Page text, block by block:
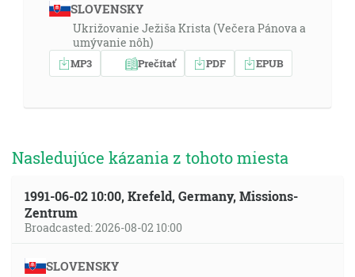
SLOVENSKY
Ukrižovanie Ježiša Krista (Večera Pánova a
umývanie nôh)
MP3 Prečítať PDF EPUB
Nasledujúce kázania z tohoto miesta
1991-06-02 10:00, Krefeld, Germany, Missions-
Zentrum
Broadcasted: 2026-08-02 10:00
SLOVENSKY